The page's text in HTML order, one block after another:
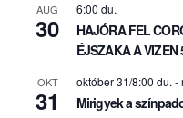
AUG
30
6:00 du.
HAJÓRA FEL
ÉJSZAKA A VIZEN
OKT
31
október 31/8:00 du. -
Mirigyek a